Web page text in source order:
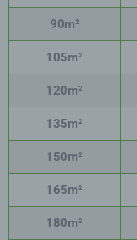
90m²
105m²
120m²
135m²
150m²
165m²
180m²